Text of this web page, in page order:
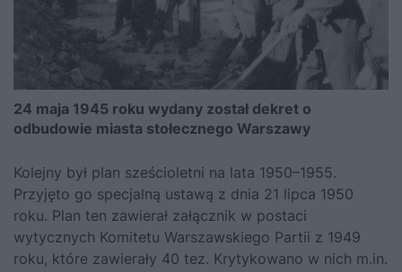
24 maja 1945 roku wydany został dekret o
odbudowie miasta stołecznego Warszawy
Kolejny był plan sześcioletni na lata 1950–1955.
Przyjęto go specjalną ustawą z dnia 21 lipca 1950
roku. Plan ten zawierał załącznik w postaci
wytycznych Komitetu Warszawskiego Partii z 1949
roku, które zawierały 40 tez. Krytykowano w nich m.in.